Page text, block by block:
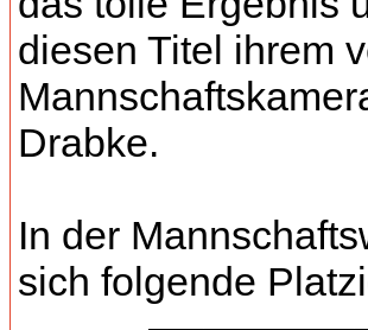
diesen Titel ihrem
Drabke.
In der
sich folgende